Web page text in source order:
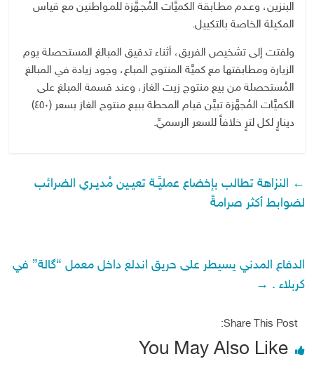
البنزين، وعـدم مطـابقة الكميَّات المُجـهَّزة للمـواطنين مع قياس
المكيلة الخاصة بالتكييل.
ولفتت إلى تشخيص الفريق، أثناء تدقيق المبالغ المستحصلة يوم
الزيارة ومطابقتها مع كميَّة المنتوج المباع، وجود زيادة في المبالغ
المُستحصلة من بيع منتوج زيت الغاز، وعند قسمة المبلغ على
الكميَّات المُجهَّزة تبيَّن قيام المحطة ببيع منتوج الغاز بسعر (٤٥٠)
دينارٍ لكل لترٍ خلافاً للسعر الرسميِّ.
← النزاهة تطالب بإخضاع عمليَّـة تعيـين مُديـري الضرائب
لضوابط أكثر صرامةً
الدفاع المدني يسيطر على حريق اندلع داخل معمل “گالة” في
كربلاء . →
Share This Post:
You May Also Like